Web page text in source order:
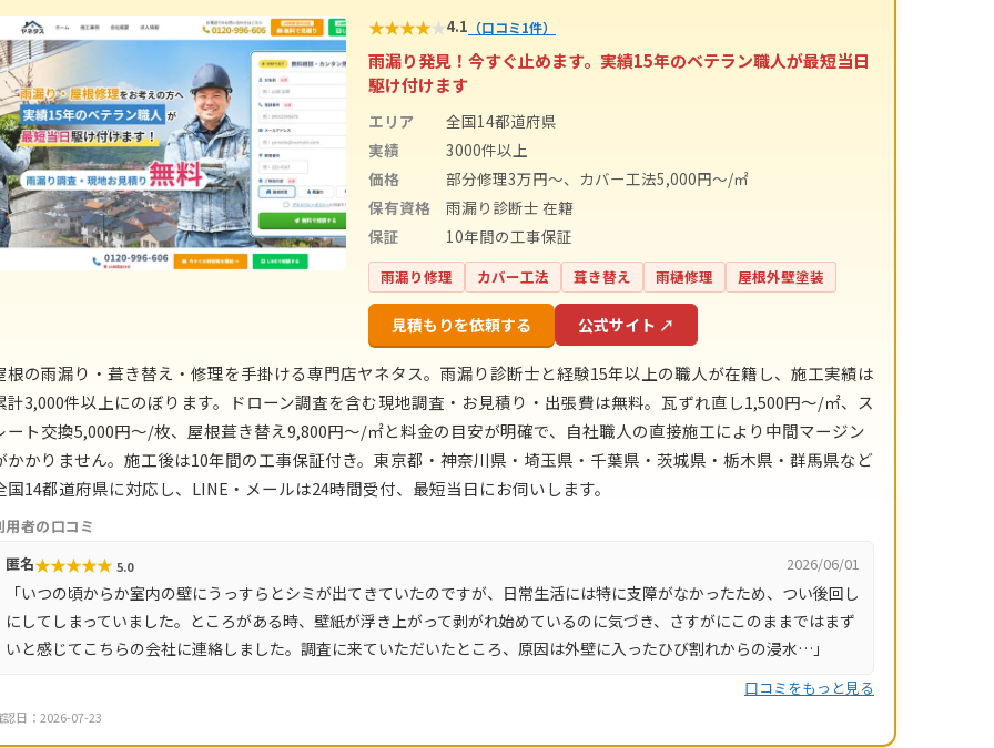
★★★★★4.1 （口コミ1件）
雨漏り発見！今すぐ止めます。実績15年のベテラン職人が最短当日
駆け付けます
エリア
全国14都道府県
実績
3000件以上
価格
部分修理3万円～、カバー工法5,000円～/㎡
保有資格
雨漏り診断士 在籍
保証
10年間の工事保証
雨漏り修理 カバー工法 葺き替え 雨樋修理 屋根外壁塗装
見積もりを依頼する 公式サイト ↗
根の雨漏り・葺き替え・修理を手掛ける専門店ヤネタス。雨漏り診断士と経験15年以上の職人が在籍し、施工実績は
計3,000件以上にのぼります。ドローン調査を含む現地調査・お見積り・出張費は無料。瓦ずれ直し1,500円〜/㎡、ス
ート交換5,000円〜/枚、屋根葺き替え9,800円〜/㎡と料金の目安が明確で、自社職人の直接施工により中間マージン
かかりません。施工後は10年間の工事保証付き。東京都・神奈川県・埼玉県・千葉県・茨城県・栃木県・群馬県など
国14都道府県に対応し、LINE・メールは24時間受付、最短当日にお伺いします。
用者の口コミ
匿名★★★★★ 5.0 2026/06/01
「いつの頃からか室内の壁にうっすらとシミが出てきていたのですが、日常生活には特に支障がなかったため、つい後回し
にしてしまっていました。ところがある時、壁紙が浮き上がって剥がれ始めているのに気づき、さすがにこのままではまず
いと感じてこちらの会社に連絡しました。調査に来ていただいたところ、原因は外壁に入ったひび割れからの浸水…」
口コミをもっと見る
認日：2026-07-23